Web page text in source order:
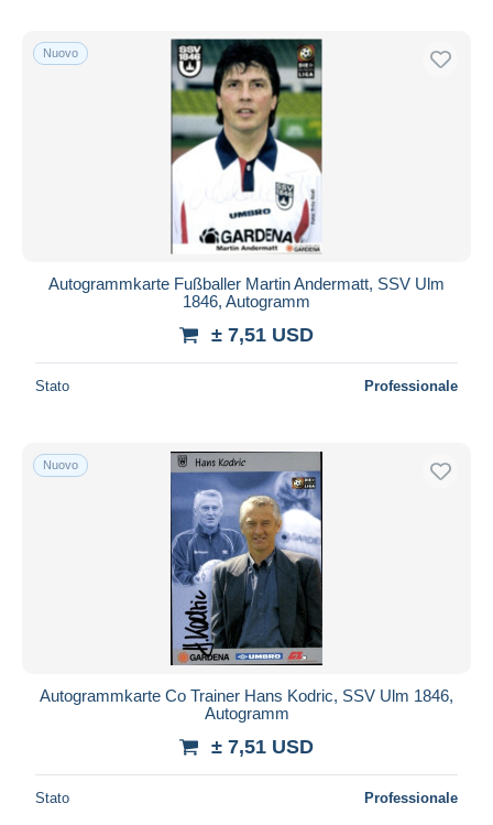
Nuovo
Autogrammkarte Fußballer Martin Andermatt, SSV Ulm
1846, Autogramm
± 7,51 USD
Stato Professionale
Nuovo
Autogrammkarte Co Trainer Hans Kodric, SSV Ulm 1846,
Autogramm
± 7,51 USD
Stato Professionale